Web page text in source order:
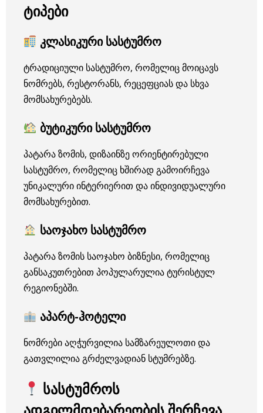
ტიპები
კლასიკური სასტუმრო
ტრადიციული სასტუმრო, რომელიც მოიცავს
ნომრებს, რესტორანს, რეცეფციას და სხვა
მომსახურებებს.
ბუტიკური სასტუმრო
პატარა ზომის, დიზაინზე ორიენტირებული
სასტუმრო, რომელიც ხშირად გამოირჩევა
უნიკალური ინტერიერით და ინდივიდუალური
მომსახურებით.
საოჯახო სასტუმრო
პატარა ზომის საოჯახო ბიზნესი, რომელიც
განსაკუთრებით პოპულარულია ტურისტულ
რეგიონებში.
აპარტ-ჰოტელი
ნომრები აღჭურვილია სამზარეულოთი და
გათვლილია გრძელვადიან სტუმრებზე.
სასტუმროს